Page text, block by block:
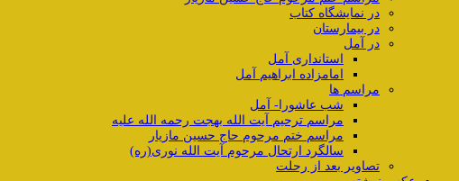
در نمایشگاه کتاب
در بیمارستان
در آمل
استانداری آمل
امامزاده ابراهیم آمل
مراسم ها
شب عاشورا- آمل
مراسم ترحیم آیت الله بهجت رحمه الله علیه
مراسم ختم مرحوم حاج حسین مازیار
سالگرد ارتحال مرحوم آیت الله نوری(ره)
تصاویر بعد از رحلت